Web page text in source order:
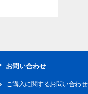
お問い合わせ
ご購入に関するお問い合わせ